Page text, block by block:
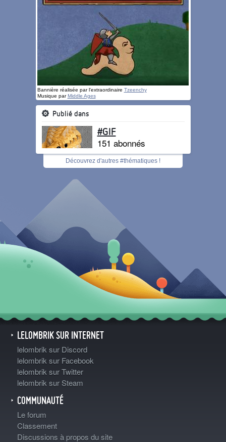
Bannière réalisée par l'extraordinaire Tzeenchy
Musique parMiddle Ages
Publié dans
#GIF
151 abonnés
Découvrez d'autres #thématiques !
LELOMBRIK SUR INTERNET
lelombrik sur Discord
lelombrik sur Facebook
lelombrik sur Twitter
lelombrik sur Steam
COMMUNAUTÉ
Le forum
Classement
Discussions à propos du site